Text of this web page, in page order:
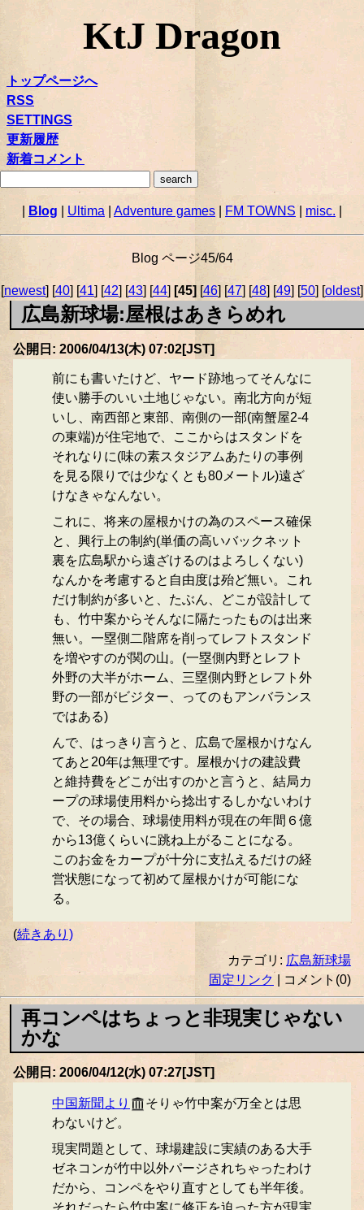
KtJ Dragon
トップページへ
RSS
SETTINGS
更新履歴
新着コメント
Blog Ultima Adventure games FM TOWNS| misc.
Blog ページ45/64
[newest] [40] [41] [42] [43] [44] [45][46] [47] [48] [49] [50] [oldest]
広島新球場:屋根はあきらめれ
公開日: 2006/04/13(木) 07:02[JST]
前にも書いたけど、ヤード跡地ってそんなに
使い勝手のいい土地じゃない。南北方向が短
いし、南西部と東部、南側の一部(南蟹屋2-4
の東端)が住宅地で、ここからはスタンドを
それなりに(味の素スタジアムあたりの事例
を見る限りでは少なくとも80メートル)遠ざ
けなきゃなんない。
これに、将来の屋根かけの為のスペース確保
と、興行上の制約(単価の高いバックネット
裏を広島駅から遠ざけるのはよろしくない)
なんかを考慮すると自由度は殆ど無い。これ
だけ制約が多いと、たぶん、どこが設計して
も、竹中案からそんなに隔たったものは出来
無い。一塁側二階席を削ってレフトスタンド
を増やすのが関の山。(一塁側内野とレフト
外野の大半がホーム、三塁側内野とレフト外
野の一部がビジター、ってのもアンバランス
ではある)
んで、はっきり言うと、広島で屋根かけなん
てあと20年は無理です。屋根かけの建設費
と維持費をどこが出すのかと言うと、結局カ
ープの球場使用料から捻出するしかないわけ
で、その場合、球場使用料が現在の年間６億
から13億くらいに跳ね上がることになる。
このお金をカープが十分に支払えるだけの経
営状態になって初めて屋根かけが可能にな
る。
(続きあり)
カテゴリ: 広島新球場
固定リンク
| コメント(0)
再コンペはちょっと非現実じゃない
かな
公開日: 2006/04/12(水) 07:27[JST]
中国新聞より
そりゃ竹中案が万全とは思
わないけど。
現実問題として、球場建設に実績のある大手
ゼネコンが竹中以外パージされちゃったわけ
だから、コンペをやり直すとしても半年後。